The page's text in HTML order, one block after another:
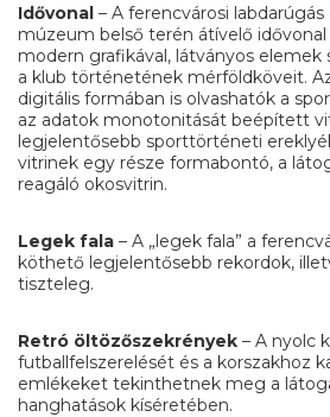
Idővonal – A ferencvárosi
múzeum belső terén átívelő
modern grafikával, látványos elemek
a klub történetének mérföldköveit.
digitális formában is olvashatók a
az adatok monotonitását beépített
legjelentősebb sporttörténeti
vitrinek egy része formabontó, a
reagáló okosvitrin.
Legek fala – A „legek fala” a
köthető legjelentősebb rekordok,
tiszteleg.
Retró öltözőszekrények – A nyolc
futballfelszerelését és a korszakhoz
emlékeket tekinthetnek meg a
hanghatások kíséretében.